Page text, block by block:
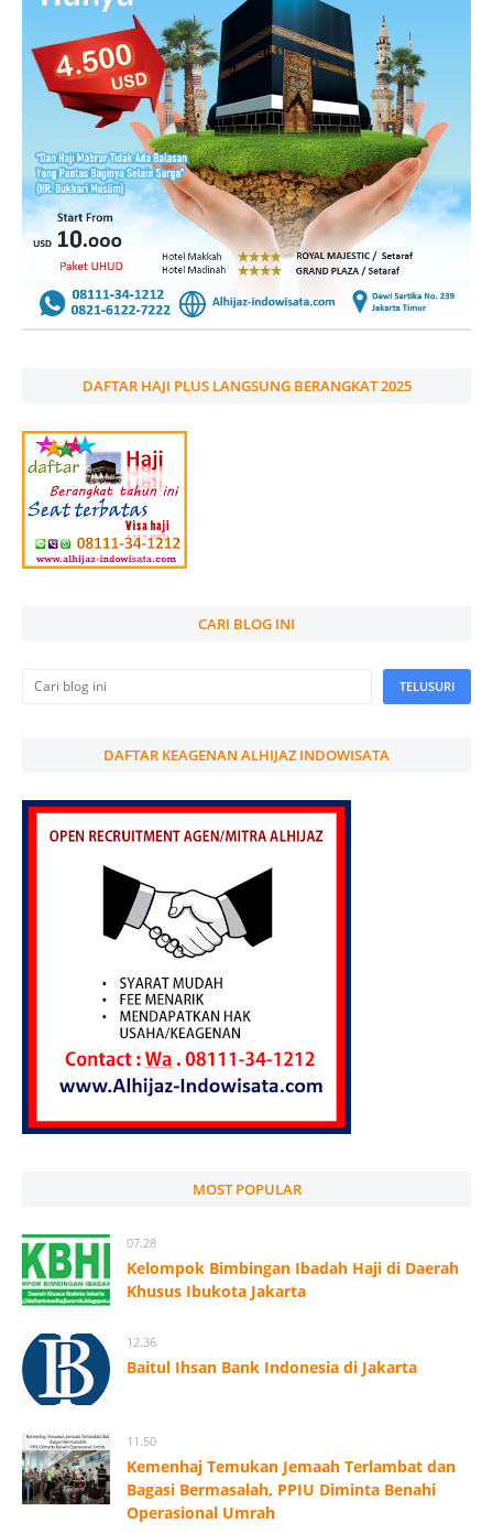
DAFTAR HAJI PLUS LANGSUNG BERANGKAT 2025
CARI BLOG INI
DAFTAR KEAGENAN ALHIJAZ INDOWISATA
MOST POPULAR
07.28
Kelompok Bimbingan Ibadah Haji di Daerah
Khusus Ibukota Jakarta
12.36
Baitul Ihsan Bank Indonesia di Jakarta
11.50
Kemenhaj Temukan Jemaah Terlambat dan
Bagasi Bermasalah, PPIU Diminta Benahi
Operasional Umrah